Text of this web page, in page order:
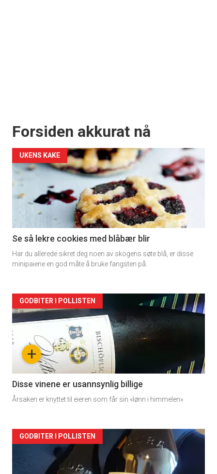
Forsiden akkurat nå
UKENS KAKE
Se så lekre cookies med blåbær blir
Har du allerede sikret deg noen av skogens søte blå, er disse
minipaiene en god måte å bruke fangsten på.
Forsiden
akkurat
nå
2
+
GODBITER I POLLISTEN
Disse vinene er usannsynlig billige
Årsaken er knyttet til eieren som får sin «lønn i himmelen».
Forsiden
akkurat
GODBITER I POLLISTEN